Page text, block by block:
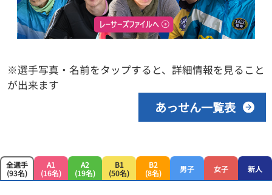
※選手写真・名前をタップすると、詳細情報を見ること
が出来ます
あっせん一覧表
全選手
(93名)
A1
(16名)
A2
(19名)
B1
(50名)
B2
(8名)
男子 女子 新人